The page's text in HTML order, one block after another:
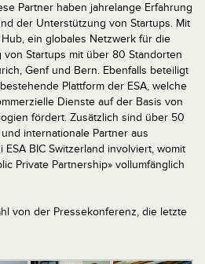
Partner haben jahrelange Erfahrung
der Unterstützung von Startups. Mit
ein globales Netzwerk für die
Startups mit über 80 Standorten
Genf und Bern. Ebenfalls beteiligt
Plattform der ESA, welche
Dienste auf der Basis von
fördert. Zusätzlich sind über 50
internationale Partner aus
BIC Switzerland involviert, womit
Private Partnership» vollumfänglich
von der Pressekonferenz, die letzte